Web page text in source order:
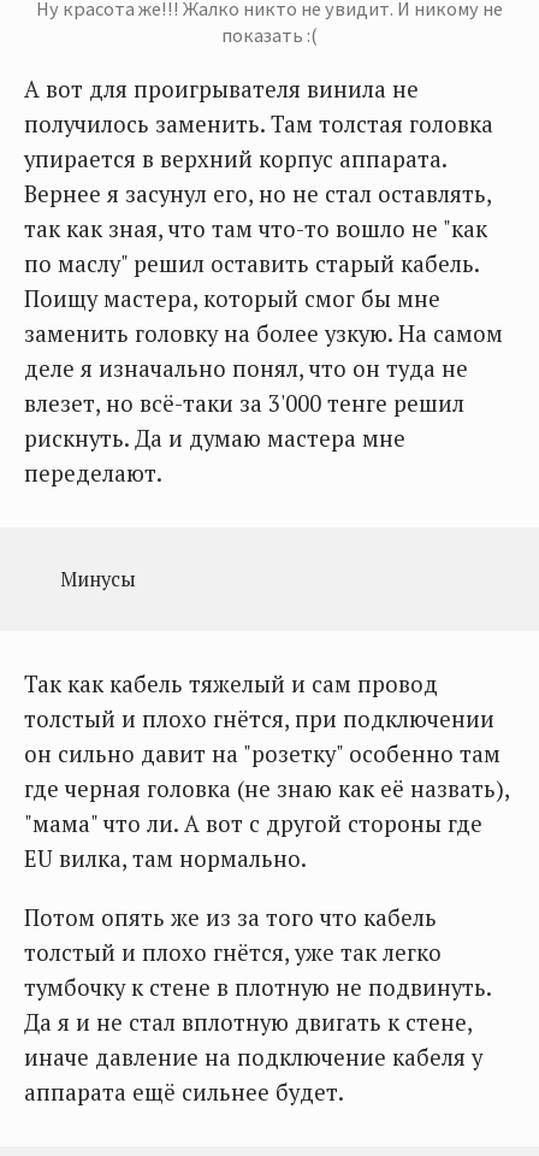
Ну красота же!!! Жалко никто не увидит. И никому не
показать :(
А вот для проигрывателя винила не
получилось заменить. Там толстая головка
упирается в верхний корпус аппарата.
Вернее я засунул его, но не стал оставлять,
так как зная, что там что-то вошло не "как
по маслу" решил оставить старый кабель.
Поищу мастера, который смог бы мне
заменить головку на более узкую. На самом
деле я изначально понял, что он туда не
влезет, но всё-таки за 3'000 тенге решил
рискнуть. Да и думаю мастера мне
переделают.
Минусы
Так как кабель тяжелый и сам провод
толстый и плохо гнётся, при подключении
он сильно давит на "розетку" особенно там
где черная головка (не знаю как её назвать),
"мама" что ли. А вот с другой стороны где
EU вилка, там нормально.
Потом опять же из за того что кабель
толстый и плохо гнётся, уже так легко
тумбочку к стене в плотную не подвинуть.
Да я и не стал вплотную двигать к стене,
иначе давление на подключение кабеля у
аппарата ещё сильнее будет.